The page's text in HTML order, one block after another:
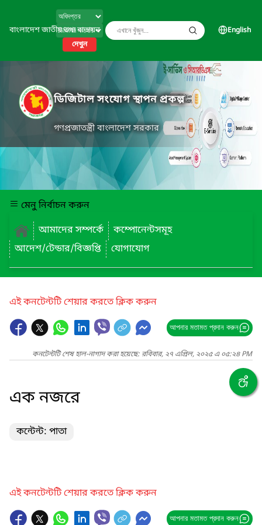
বাংলাদেশ জাতীয় তথ্য বাতায়ন
দেখুন
English
ডিজিটাল সংযোগ স্থাপন প্রকল্প
গণপ্রজাতন্ত্রী বাংলাদেশ সরকার
মেনু নির্বাচন করুন
আমাদের সম্পর্কে
কম্পোনেন্টসমূহ
আদেশ/টেন্ডার/বিজ্ঞপ্তি
যোগাযোগ
এই কনটেন্টটি শেয়ার করতে ক্লিক করুন
আপনার মতামত প্রদান করুন
কনটেন্টটি শেষ হাল-নাগাদ করা হয়েছে: রবিবার, ২৭ এপ্রিল, ২০২৫ এ ০৫:২৪ PM
এক নজরে
কন্টেন্ট: পাতা
এই কনটেন্টটি শেয়ার করতে ক্লিক করুন
আপনার মতামত প্রদান করুন